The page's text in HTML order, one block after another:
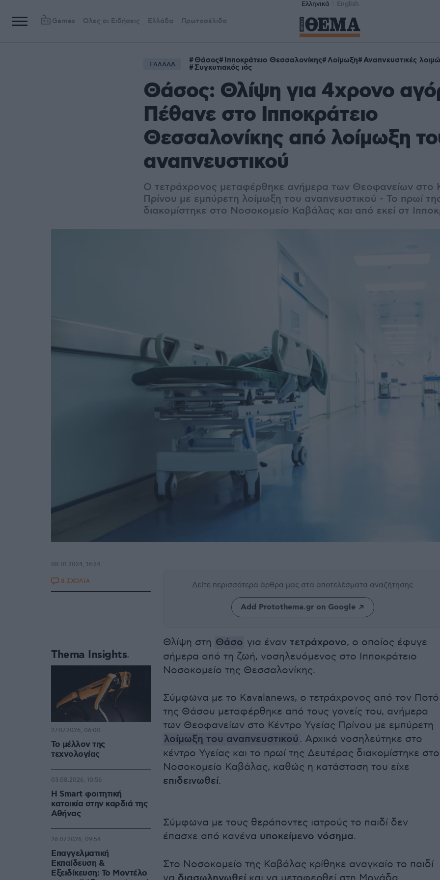
Ελληνικά English
Games Όλες οι Ειδήσεις Ελλάδα Πρωτοσέλιδα
ΕΛΛΑΔΑ Θάσος Ιπποκράτειο Θεσσαλονίκης Λοίμωξη Αναπνευστικές
Συγκυτιακός ιός
Θάσος: Θλίψη για 4χρονο
Πέθανε στο Ιπποκράτειο
Θεσσαλονίκης από λοίμωξη
αναπνευστικού
Ο τετράχρονος μεταφέρθηκε ανήμερα των Θεοφανείων στο
Πρίνου με εμπύρετη λοίμωξη του αναπνευστικού - Το πρωί
διακομίστηκε στο Νοσοκομείο Καβάλας και από εκεί στ
Δείτε περισσότερα άρθρα μας στα αποτελέσματα αναζήτησης
Add Protothema.gr on Google
Θλίψη στη Θάσο για έναν τετράχρονο, ο οποίος έφυγε
σήμερα από τη ζωή, νοσηλευόμενος στο Ιπποκράτειο
Νοσοκομείο της Θεσσαλονίκης.
Σύμφωνα με το Kavalanews, ο τετράχρονος από τον Ποτό
της Θάσου μεταφέρθηκε από τους γονείς του, ανήμερα
των Θεοφανείων στο Κέντρο Υγείας Πρίνου με εμπύρετη
λοίμωξη του αναπνευστικού. Αρχικά νοσηλεύτηκε στο
κέντρο Υγείας και το πρωί της Δευτέρας διακομίστηκε στο
Νοσοκομείο Καβάλας, καθώς η κατάσταση του είχε
επιδεινωθεί.
Σύμφωνα με τους θεράποντες ιατρούς το παιδί δεν
έπασχε από κανένα υποκείμενο νόσημα.
Στο Νοσοκομείο της Καβάλας κρίθηκε αναγκαίο το παιδί
08.01.2024, 16:24
8 ΣΧΟΛΙΑ
Thema Insights
Το μέλλον της
τεχνολογίας
27.07.2026, 06:00
Η Smart φοιτητική
κατοικία στην καρδιά της
Αθήνας
03.08.2026, 10:56
Επαγγελματική
Εκπαίδευση &
Εξειδίκευση: Το Mοντέλο
26.07.2026, 09:54